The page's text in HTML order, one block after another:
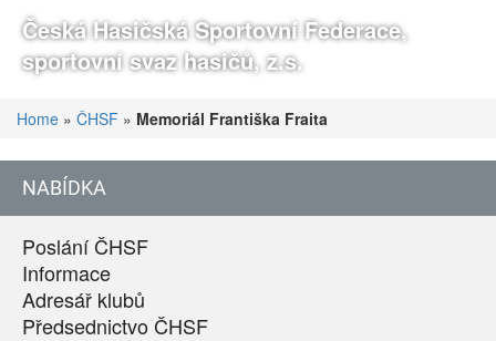
Česká Hasičská Sportovní Federace,
sportovní svaz hasičů, z.s.
Home » ČHSF » Memoriál Františka Fraita
NABÍDKA
Poslání ČHSF
Informace
Adresář klubů
Předsednictvo ČHSF